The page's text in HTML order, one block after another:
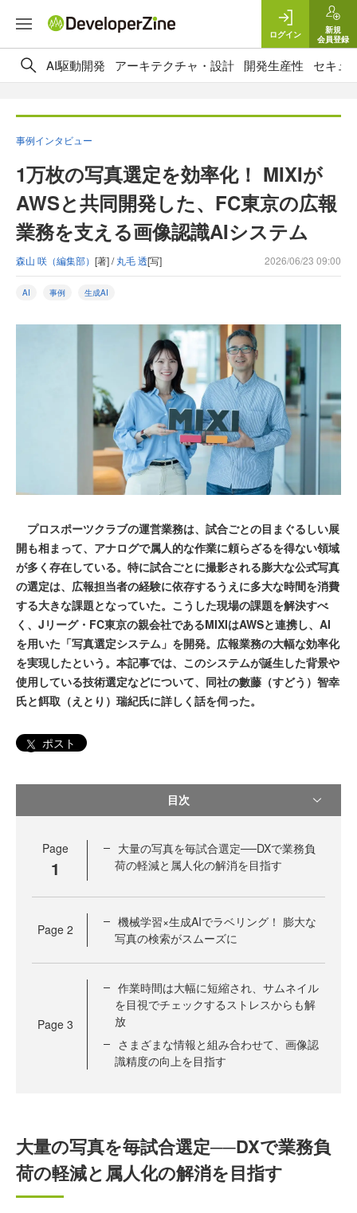
ログイン
新規
会員登録
AI駆動開発 アーキテクチャ・設計 開発生産性 セキュ
事例インタビュー
1万枚の写真選定を効率化！ MIXIが
AWSと共同開発した、FC東京の広報
業務を支える画像認識AIシステム
森山 咲（編集部） [著] /丸毛 透[写] 2026/06/23 09:00
AI 事例 生成AI
プロスポーツクラブの運営業務は、試合ごとの目まぐるしい展
開も相まって、アナログで属人的な作業に頼らざるを得ない領域
が多く存在している。特に試合ごとに撮影される膨大な公式写真
の選定は、広報担当者の経験に依存するうえに多大な時間を消費
する大きな課題となっていた。こうした現場の課題を解決すべ
く、Jリーグ・FC東京の親会社であるMIXIはAWSと連携し、AI
を用いた「写真選定システム」を開発。広報業務の大幅な効率化
を実現したという。本記事では、このシステムが誕生した背景や
使用している技術選定などについて、同社の數藤（すどう）智幸
氏と餌取（えとり）瑞紀氏に詳しく話を伺った。
ポスト
目次
Page
1
大量の写真を毎試合選定──DXで業務負
荷の軽減と属人化の解消を目指す
Page 2
機械学習×生成AIでラベリング！ 膨大な
写真の検索がスムーズに
Page 3
作業時間は大幅に短縮され、サムネイル
を目視でチェックするストレスからも解
放
さまざまな情報と組み合わせて、画像認
識精度の向上を目指す
大量の写真を毎試合選定──DXで業務負
荷の軽減と属人化の解消を目指す